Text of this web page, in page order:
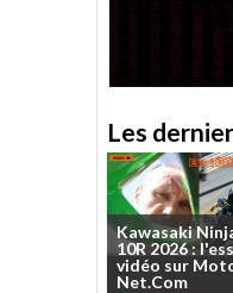
Les
Kawasaki
10R2026:
vidéo sur
Net.Com